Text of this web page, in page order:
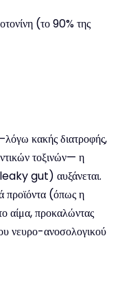
(το 90% της
κακής διατροφής,
τοξινών— η
leaky gut) αυξάνεται.
προϊόντα (όπως η
αίμα, προκαλώντας
νευρο-ανοσολογικού